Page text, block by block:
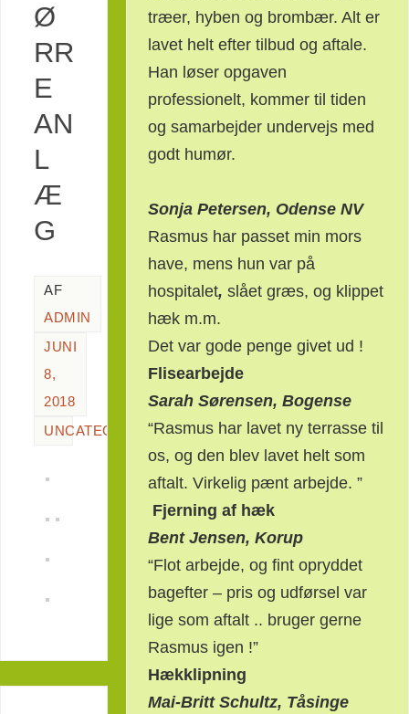
Ø
RR
E
AN
L
Æ
G
AF
ADMIN
JUNI
8,
2018
UNCATEGORIZED
træer, hyben og brombær. Alt er
lavet helt efter tilbud og aftale.
Han løser opgaven
professionelt, kommer til tiden
og samarbejder undervejs med
godt humør.
Sonja Petersen, Odense NV
Rasmus har passet min mors
have, mens hun var på
hospitalet,slået græs, og klippet
hæk m.m.
Det var gode penge givet ud !
Flisearbejde
Sarah Sørensen, Bogense
“Rasmus har lavet ny terrasse til
os, og den blev lavet helt som
aftalt. Virkelig pænt arbejde. ”
Fjerning af hæk
Bent Jensen, Korup
“Flot arbejde, og fint opryddet
bagefter – pris og udførsel var
lige som aftalt .. bruger gerne
Rasmus igen !”
Hækklipning
Mai-Britt Schultz, Tåsinge